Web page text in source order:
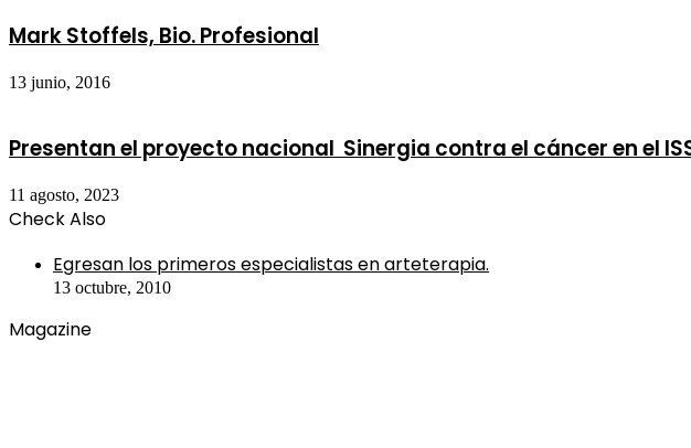
Mark Stoffels, Bio. Profesional
13 junio, 2016
Presentan el proyecto nacional Sinergia contra el cáncer en el
11 agosto, 2023
Check Also
Egresan los primeros especialistas en arteterapia.
13 octubre, 2010
Magazine